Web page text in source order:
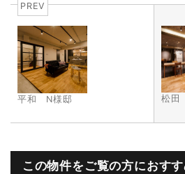
PREV
平和 N様邸 松田
この物件をご覧の方におす